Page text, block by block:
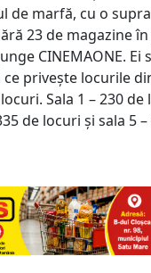
de marfă, cu o
23 de magazine
CINEMAONE.
ce privește locurile
Sala 1 – 230
de locuri și sala 5